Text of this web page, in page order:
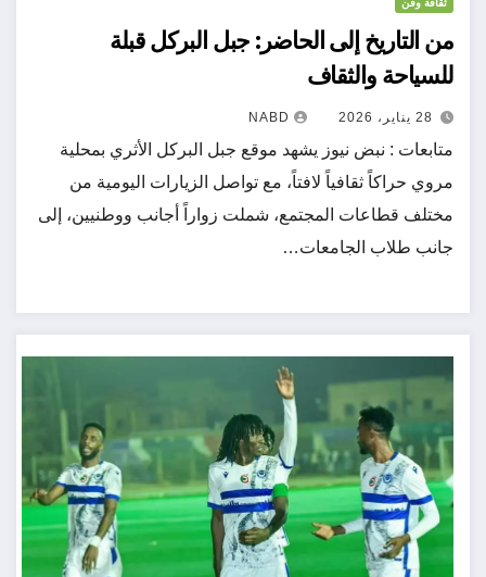
ثقافة وفن
من التاريخ إلى الحاضر: جبل البركل قبلة
للسياحة والثقاف
28 يناير، 2026 NABD
متابعات : نبض نيوز يشهد موقع جبل البركل الأثري بمحلية
مروي حراكاً ثقافياً لافتاً، مع تواصل الزيارات اليومية من
مختلف قطاعات المجتمع، شملت زواراً أجانب ووطنيين، إلى
جانب طلاب الجامعات…